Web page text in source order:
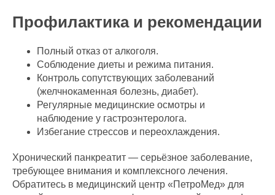
Профилактика и рекомендации
Полный отказ от алкоголя.
Соблюдение диеты и режима питания.
Контроль сопутствующих заболеваний
(желчнокаменная болезнь, диабет).
Регулярные медицинские осмотры и
наблюдение у гастроэнтеролога.
Избегание стрессов и переохлаждения.
Хронический панкреатит — серьёзное заболевание,
требующее внимания и комплексного лечения.
Обратитесь в медицинский центр «ПетроМед» для